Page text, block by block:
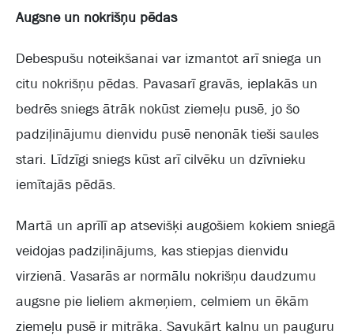
Augsne un nokrišņu pēdas
Debespušu noteikšanai var izmantot arī sniega un
citu nokrišņu pēdas. Pavasarī gravās, ieplakās un
bedrēs sniegs ātrāk nokūst ziemeļu pusē, jo šo
padziļinājumu dienvidu pusē nenonāk tieši saules
stari. Līdzīgi sniegs kūst arī cilvēku un dzīvnieku
iemītajās pēdās.
Martā un aprīlī ap atsevišķi augošiem kokiem sniegā
veidojas padziļinājums, kas stiepjas dienvidu
virzienā. Vasarās ar normālu nokrišņu daudzumu
augsne pie lieliem akmeņiem, celmiem un ēkām
ziemeļu pusē ir mitrāka. Savukārt kalnu un pauguru